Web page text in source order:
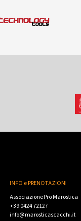
INFO e PRENOTAZIONI
Associazione Pro Marostica
+39 0424 72127
info@marosticascacchi.it